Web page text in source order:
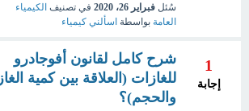
سُئل فبراير 26، 2020 في تصنيف الكيمياء
العامة بواسطة اسألني كيمياء
1
إجابة
شرح كامل لقانون أفوجادرو
للغازات (العلاقة بين كمية الغاز
والحجم)؟